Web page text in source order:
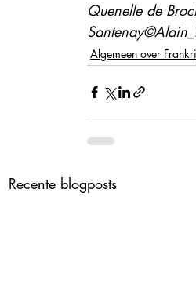
Quenelle de
Algemeen over
Recente blogposts